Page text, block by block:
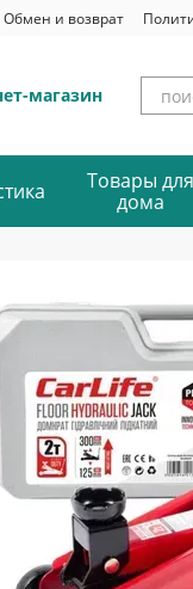
Обмен и возврат
магазин
Товары для
дома